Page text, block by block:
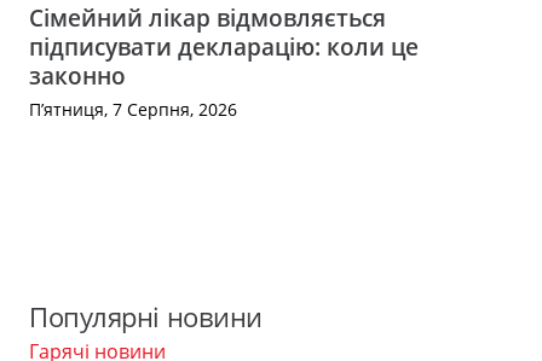
Сімейний лікар відмовляється
підписувати декларацію: коли це
законно
П’ятниця, 7 Серпня, 2026
Популярні новини
Гарячі новини